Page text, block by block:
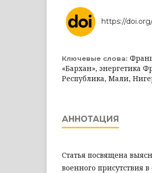
https://
Ключевые слова:
«Бархан», энергетика
Республика, Мали,
АННОТАЦИЯ
Статья посвящена
военного присутствия